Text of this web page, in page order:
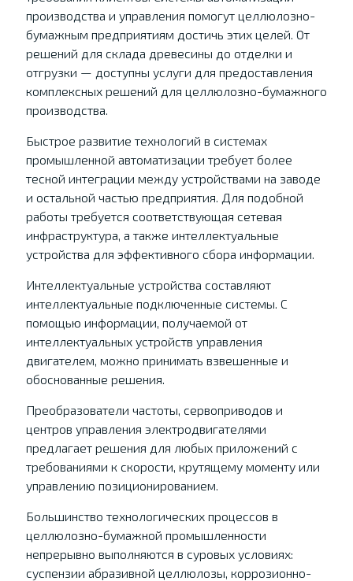
производства и управления помогут целлюлозно-
бумажным предприятиям достичь этих целей. От
решений для склада древесины до отделки и
отгрузки — доступны услуги для предоставления
комплексных решений для целлюлозно-бумажного
производства.
Быстрое развитие технологий в системах
промышленной автоматизации требует более
тесной интеграции между устройствами на заводе
и остальной частью предприятия. Для подобной
работы требуется соответствующая сетевая
инфраструктура, а также интеллектуальные
устройства для эффективного сбора информации.
Интеллектуальные устройства составляют
интеллектуальные подключенные системы. С
помощью информации, получаемой от
интеллектуальных устройств управления
двигателем, можно принимать взвешенные и
обоснованные решения.
Преобразователи частоты, сервоприводов и
центров управления электродвигателями
предлагает решения для любых приложений с
требованиями к скорости, крутящему моменту или
управлению позиционированием.
Большинство технологических процессов в
целлюлозно-бумажной промышленности
непрерывно выполняются в суровых условиях:
суспензии абразивной целлюлозы, коррозионно-